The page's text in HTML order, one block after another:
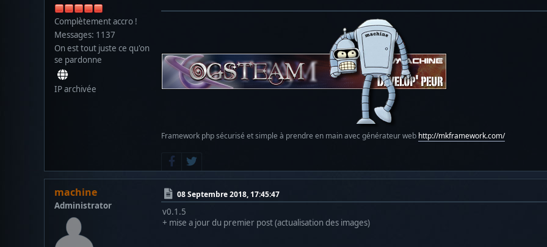
Complètement accro !
Messages: 1137
On est tout juste ce qu'on
se pardonne
IP archivée
Framework php sécurisé et simple à prendre en main avec générateur web http://mkframework.com/
machine
Administrator
08 Septembre 2018, 17:45:47
v0.1.5
+ mise a jour du premier post (actualisation des images)